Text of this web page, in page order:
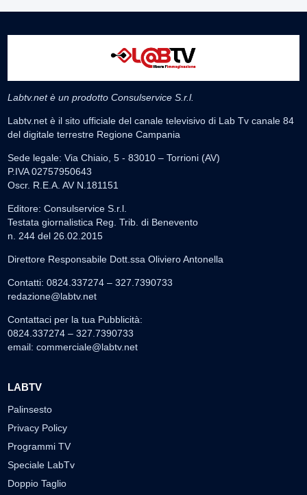
Labtv.net è un prodotto Consulservice S.r.l.
Labtv.net è il sito ufficiale del canale televisivo di Lab Tv canale 84
del digitale terrestre Regione Campania
Sede legale: Via Chiaio, 5 - 83010 – Torrioni (AV)
P.IVA 02757950643
Oscr. R.E.A. AV N.181151
Editore: Consulservice S.r.l.
Testata giornalistica Reg. Trib. di Benevento
n. 244 del 26.02.2015
Direttore Responsabile Dott.ssa Oliviero Antonella
Contatti: 0824.337274 – 327.7390733
redazione@labtv.net
Contattaci per la tua Pubblicità:
0824.337274 – 327.7390733
email: commerciale@labtv.net
LABTV
Palinsesto
Privacy Policy
Programmi TV
Speciale LabTv
Doppio Taglio